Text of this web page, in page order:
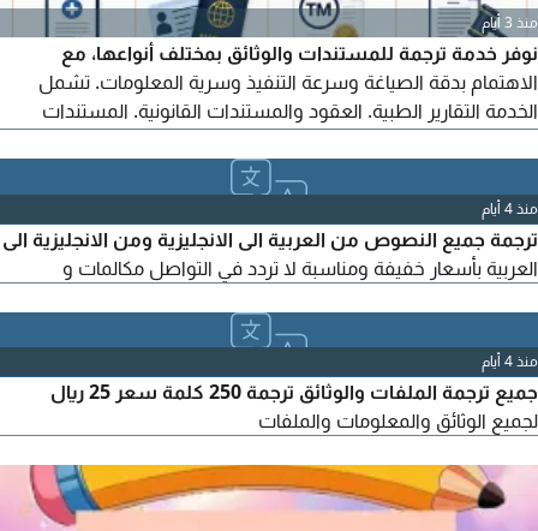
منذ 3 أيام
نوفر خدمة ترجمة للمستندات والوثائق بمختلف أنواعها، مع
الاهتمام بدقة الصياغة وسرعة التنفيذ وسرية المعلومات. تشمل
الخدمة التقارير الطبية. العقود والمستندات القانونية. المستندات
الكتب والمراجع. الأبحاث والرسائل الجامعية. المراسلات والمستندات
العامة. يتم تنفيذ العمل وفق المتطلبات المطلوبة، مع امكانية التسليم
الكتروانيا
منذ 4 أيام
ترجمة جميع النصوص من العربية الى الانجليزية ومن الانجليزية الى
العربية بأسعار خفيفة ومناسبة لا تردد في التواصل مكالمات و
منذ 4 أيام
جميع ترجمة الملفات والوثائق ترجمة 250 كلمة سعر 25 ريال
لجميع الوثائق والمعلومات والملفات